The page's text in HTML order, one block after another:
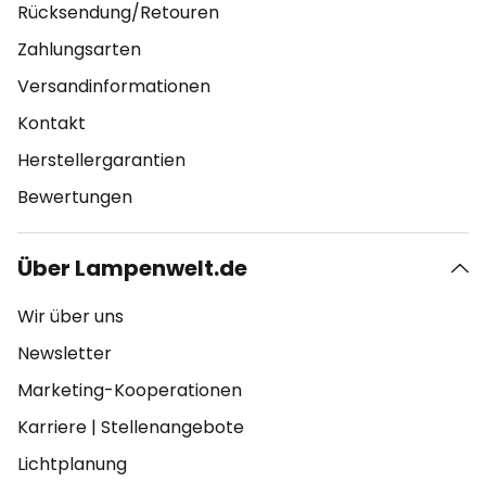
Rücksendung/Retouren
Zahlungsarten
Versandinformationen
Kontakt
Herstellergarantien
Bewertungen
Über Lampenwelt.de
Wir über uns
Newsletter
Marketing-Kooperationen
Karriere | Stellenangebote
Lichtplanung